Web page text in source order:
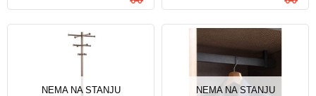
NEMA NA STANJU NEMA NA STANJU